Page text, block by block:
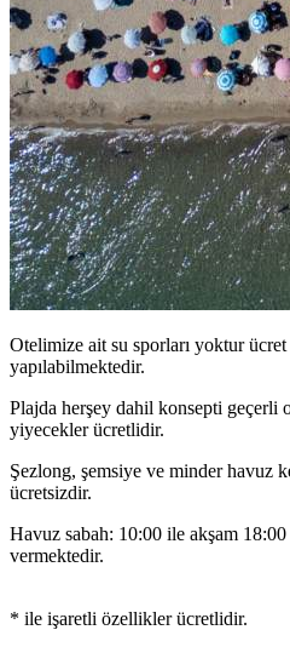
Otelimize ait su sporları yoktur ücret
yapılabilmektedir.
Plajda herşey dahil konsepti geçerli
yiyecekler ücretlidir.
Şezlong, şemsiye ve minder havuz
ücretsizdir.
Havuz sabah: 10:00 ile akşam 18:00
vermektedir.
* ile işaretli özellikler ücretlidir.